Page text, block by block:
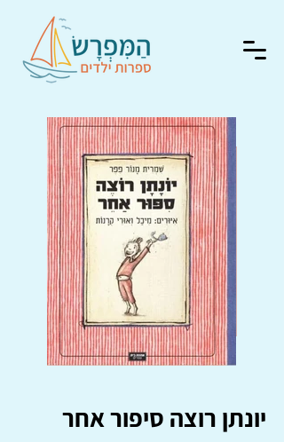
יונתן רוצה סיפור אחר